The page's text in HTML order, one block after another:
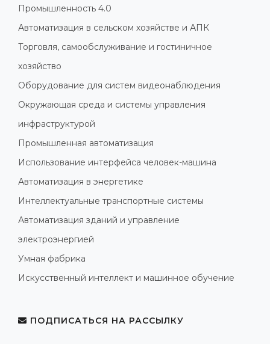
Промышленность 4.0
Автоматизация в сельском хозяйстве и АПК
Торговля, самообслуживание и гостиничное
хозяйство
Оборудование для систем видеонаблюдения
Окружающая среда и системы управления
инфраструктурой
Промышленная автоматизация
Использование интерфейса человек-машина
Автоматизация в энергетике
Интеллектуальные транспортные системы
Автоматизация зданий и управление
электроэнергией
Умная фабрика
Искусственный интеллект и машинное обучение
ПОДПИСАТЬСЯ НА РАССЫЛКУ